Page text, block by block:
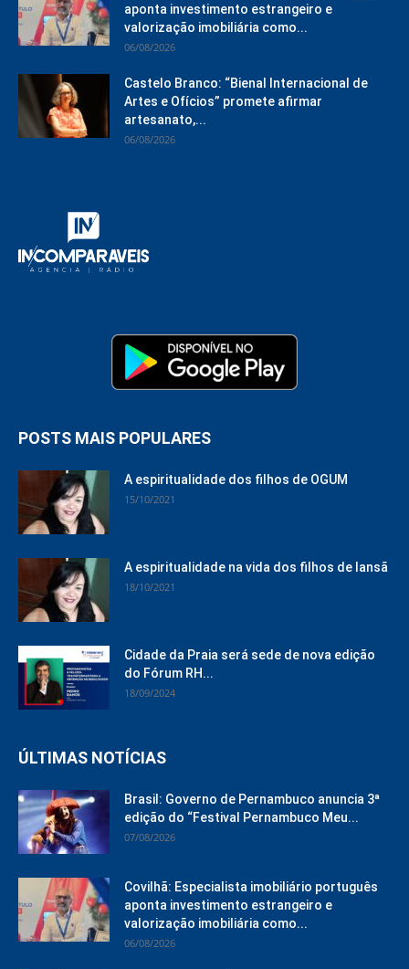
aponta investimento estrangeiro e
valorização imobiliária como...
06/08/2026
Castelo Branco: “Bienal Internacional de
Artes e Ofícios” promete afirmar
artesanato,...
06/08/2026
POSTS MAIS POPULARES
A espiritualidade dos filhos de OGUM
15/10/2021
A espiritualidade na vida dos filhos de Iansã
18/10/2021
Cidade da Praia será sede de nova edição
do Fórum RH...
18/09/2024
ÚLTIMAS NOTÍCIAS
Brasil: Governo de Pernambuco anuncia 3ª
edição do “Festival Pernambuco Meu...
07/08/2026
Covilhã: Especialista imobiliário português
aponta investimento estrangeiro e
valorização imobiliária como...
06/08/2026